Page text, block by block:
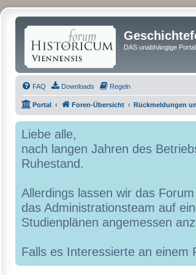
DAS unabhängige
FAQ Downloads Regeln
Portal Foren-Übersicht Rückmeldungen
Liebe alle,
nach langen Jahren des
Ruhestand.
Allerdings lassen wir das
das Administrationsteam auf
Studienplänen angemessen
Falls es Interessierte an einem